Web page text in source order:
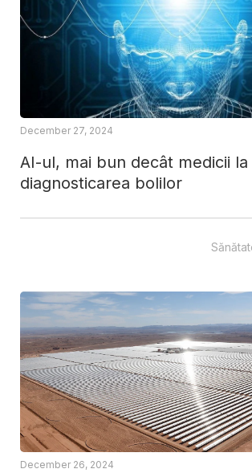
AI-ul, mai bun decât medicii la
diagnosticarea bolilor
December 27, 2024
December 26, 2024